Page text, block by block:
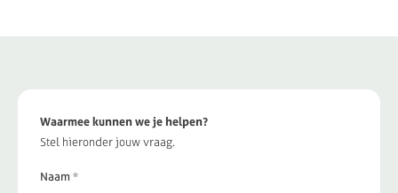
Waarmee kunnen we je helpen?
Stel hieronder jouw vraag.
Naam *